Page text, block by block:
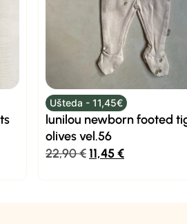
Ušteda - 11,45€
lunilou newborn footed
olives vel.56
22,90€11,45€